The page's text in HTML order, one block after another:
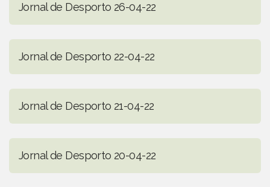
Jornal de Desporto 26-04-22
Jornal de Desporto 22-04-22
Jornal de Desporto 21-04-22
Jornal de Desporto 20-04-22